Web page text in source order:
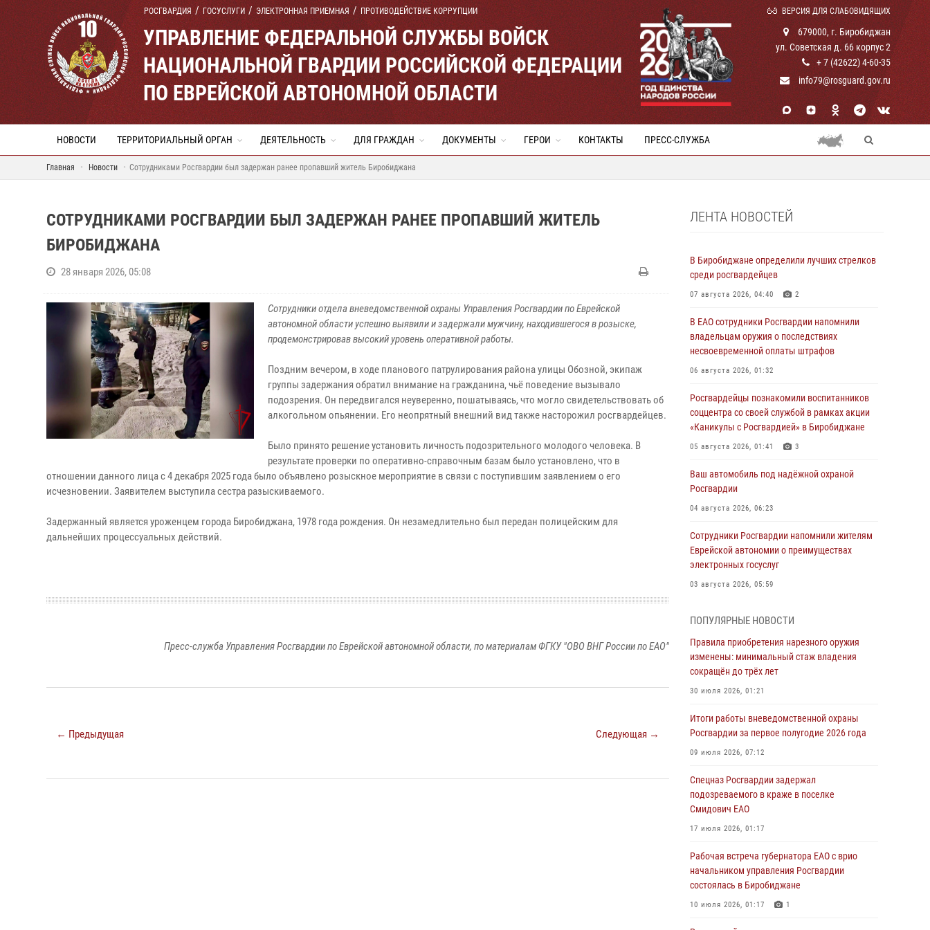
РОСГВАРДИЯ ГОСУСЛУГИ ЭЛЕКТРОННАЯ ПРИЕМНАЯ ПРОТИВОДЕЙСТВИЕ КОРРУПЦИИ ВЕРСИЯ ДЛЯ СЛАБОВИДЯЩИХ
УПРАВЛЕНИЕ ФЕДЕРАЛЬНОЙ СЛУЖБЫ ВОЙСК
НАЦИОНАЛЬНОЙ ГВАРДИИ РОССИЙСКОЙ ФЕДЕРАЦИИ
ПО ЕВРЕЙСКОЙ АВТОНОМНОЙ ОБЛАСТИ
679000, г. Биробиджан
ул. Советская д. 66 корпус 2
+ 7 (42622) 4-60-35
info79@rosguard.gov.ru
НОВОСТИ ТЕРРИТОРИАЛЬНЫЙ ОРГАН ДЕЯТЕЛЬНОСТЬ ДЛЯ ГРАЖДАН ДОКУМЕНТЫ ГЕРОИ КОНТАКТЫ ПРЕСС-СЛУЖБА
Главная Новости Сотрудниками Росгвардии был задержан ранее пропавший житель Биробиджана
СОТРУДНИКАМИ РОСГВАРДИИ БЫЛ ЗАДЕРЖАН РАНЕЕ ПРОПАВШИЙ ЖИТЕЛЬ
БИРОБИДЖАНА
28 января 2026, 05:08
Сотрудники отдела вневедомственной охраны Управления Росгвардии по Еврейской
автономной области успешно выявили и задержали мужчину, находившегося в розыске,
продемонстрировав высокий уровень оперативной работы.
Поздним вечером, в ходе планового патрулирования района улицы Обозной, экипаж
группы задержания обратил внимание на гражданина, чьё поведение вызывало
подозрения. Он передвигался неуверенно, пошатываясь, что могло свидетельствовать об
алкогольном опьянении. Его неопрятный внешний вид также насторожил росгвардейцев.
Было принято решение установить личность подозрительного молодого человека. В
результате проверки по оперативно-справочным базам было установлено, что в
отношении данного лица с 4 декабря 2025 года было объявлено розыскное мероприятие в связи с поступившим заявлением о его
исчезновении. Заявителем выступила сестра разыскиваемого.
Задержанный является уроженцем города Биробиджана, 1978 года рождения. Он незамедлительно был передан полицейским для
дальнейших процессуальных действий.
Пресс-служба Управления Росгвардии по Еврейской автономной области, по материалам ФГКУ "ОВО ВНГ России по ЕАО"
← Предыдущая Следующая →
ЛЕНТА НОВОСТЕЙ
В Биробиджане определили лучших стрелков
среди росгвардейцев
07 августа 2026, 04:40 2
В ЕАО сотрудники Росгвардии напомнили
владельцам оружия о последствиях
несвоевременной оплаты штрафов
06 августа 2026, 01:32
Росгвардейцы познакомили воспитанников
соццентра со своей службой в рамках акции
«Каникулы с Росгвардией» в Биробиджане
05 августа 2026, 01:41 3
Ваш автомобиль под надёжной охраной
Росгвардии
04 августа 2026, 06:23
Сотрудники Росгвардии напомнили жителям
Еврейской автономии о преимуществах
электронных госуслуг
03 августа 2026, 05:59
армии Виктор Золотов поздравил
специалистов подразделений тыла с
профессиональным праздником
01 августа 2026, 10:23
национальной гвардии Российской
Федерации
01 августа 2026, 10:21
В Росгвардии вспоминают российских
воинов, погибших в Первой мировой войне
1914-1918 годов
01 августа 2026, 10:19
Внесены изменения в правила проведения
контрольного отстрела гражданского оружия
31 июля 2026, 01:48
ПОПУЛЯРНЫЕ НОВОСТИ
Правила приобретения нарезного оружия
изменены: минимальный стаж владения
сокращён до трёх лет
30 июля 2026, 01:21
Итоги работы вневедомственной охраны
Росгвардии за первое полугодие 2026 года
09 июля 2026, 07:12
Спецназ Росгвардии задержал
подозреваемого в краже в поселке
Смидович ЕАО
17 июля 2026, 01:17
Рабочая встреча губернатора ЕАО с врио
начальником управления Росгвардии
состоялась в Биробиджане
10 июля 2026, 01:17 1